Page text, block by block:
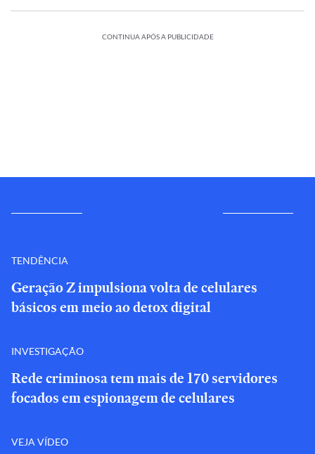
CONTINUA APÓS A PUBLICIDADE
TENDÊNCIA
Geração Z impulsiona volta de celulares
básicos em meio ao detox digital
INVESTIGAÇÃO
Rede criminosa tem mais de 170 servidores
focados em espionagem de celulares
VEJA VÍDEO